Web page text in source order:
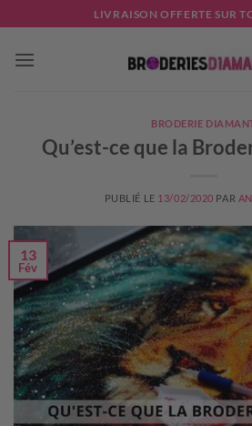
au
contenu
LIVRAISON OFFERTE SUR
BRODERIE
Qu’est-ce que la
PUBLIÉ LE 13/02/2020 PAR
13
Fév